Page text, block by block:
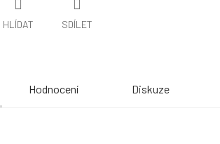
HLÍDAT SDÍLET
Hodnocení Diskuze